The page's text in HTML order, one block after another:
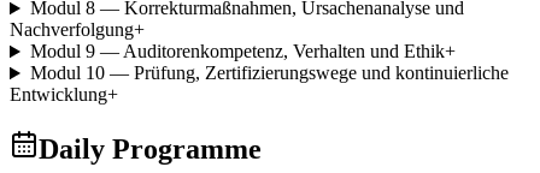
Modul 8 — Korrekturmaßnahmen, Ursachenanalyse und
Nachverfolgung+
Modul 9 — Auditorenkompetenz, Verhalten und Ethik+
Modul 10 — Prüfung, Zertifizierungswege und kontinuierliche
Entwicklung+
Daily Programme